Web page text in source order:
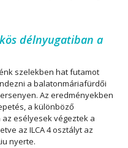
délnyugatiban a
szelekben hat futamot
a balatonmáriafürdői
Az eredményekben
a különböző
esélyesek végeztek a
az ILCA 4 osztályt az
nyerte.